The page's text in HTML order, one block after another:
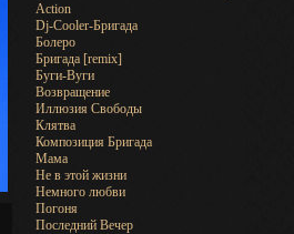
Action
Dj-Cooler-Бригада
Болеро
Бригада [remix]
Буги-Вуги
Возвращение
Иллюзия Свободы
Клятва
Композиция Бригада
Мама
Не в этой жизни
Немного любви
Погоня
Последний Вечер